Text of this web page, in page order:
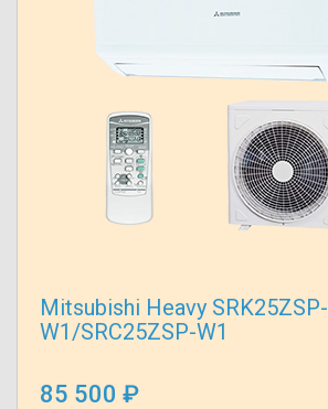
Mitsubishi Heavy SRK25ZSP-
W1/SRC25ZSP-W1
85 500